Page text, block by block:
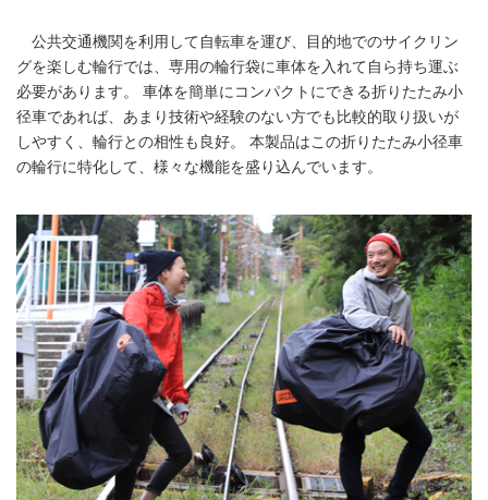
公共交通機関を利用して自転車を運び、目的地でのサイクリン
グを楽しむ輪行では、専用の輪行袋に車体を入れて自ら持ち運ぶ
必要があります。 車体を簡単にコンパクトにできる折りたたみ小
径車であれば、あまり技術や経験のない方でも比較的取り扱いが
しやすく、輪行との相性も良好。 本製品はこの折りたたみ小径車
の輪行に特化して、様々な機能を盛り込んでいます。